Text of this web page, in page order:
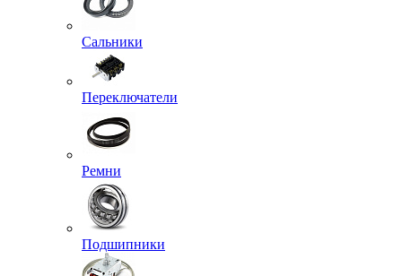
Сальники
Переключатели
Ремни
Подшипники